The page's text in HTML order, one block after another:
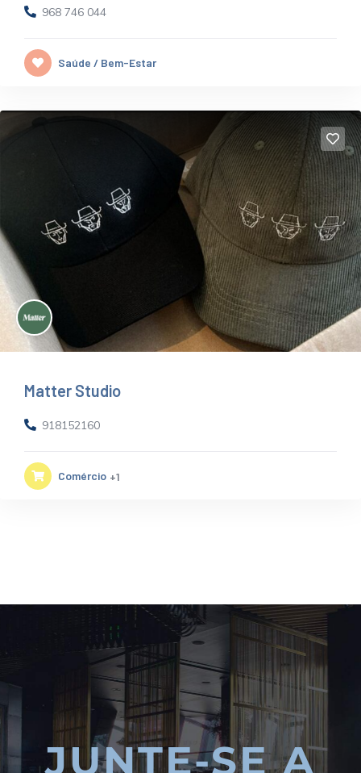
968 746 044
Saúde / Bem-Estar
Matter Studio
918152160
Comércio +1
JUNTE-SE A